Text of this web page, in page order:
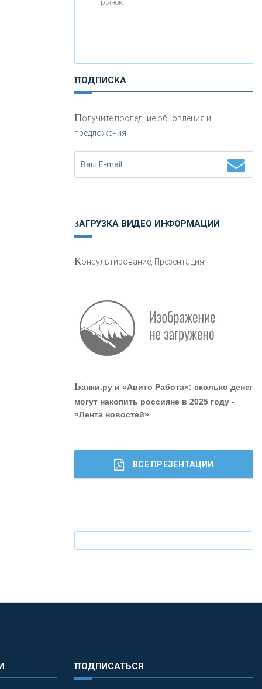
КЛИРИНГОВЫЙ ЦЕНТР»
«ФК ОТКРЫТИЕ»
«ЗАПСИБКОМБАНК»
«ПРЕСС-СЛУЖБА ВТБ24»
«АВТОГРАДБАНК»
ОНАС
рынок.
ПОДПИСКА
Получите последние обновления и
предложения.
ЗАГРУЗКА ВИДЕО ИНФОРМАЦИИ
Консультирование, Презентация
Банки.ру и «Авито Работа»: сколько денег
могут накопить россияне в 2025 году -
«Лента новостей»
ВСЕ ПРЕЗЕНТАЦИИ
ПОДПИСАТЬСЯ